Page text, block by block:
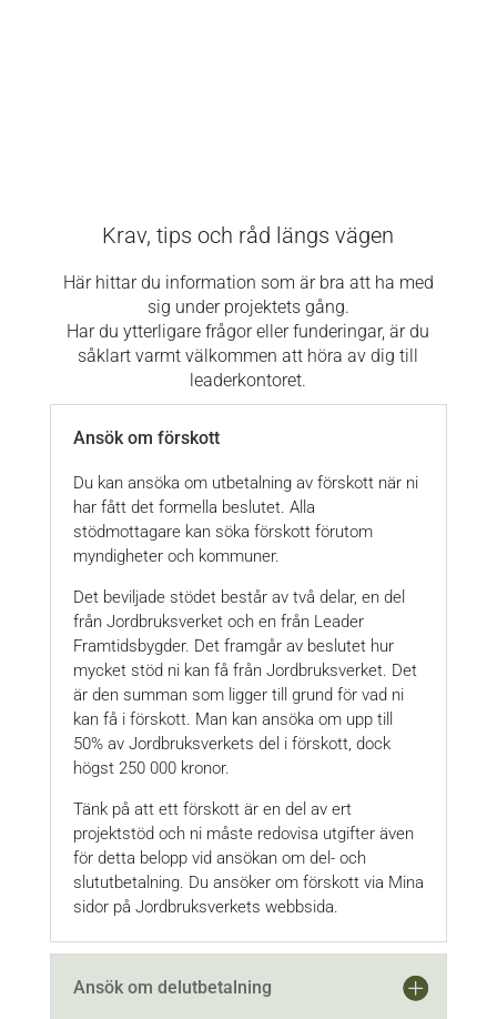
Krav, tips och råd längs vägen
Här hittar du information som är bra att ha med
sig under projektets gång.
Har du ytterligare frågor eller funderingar, är du
såklart varmt välkommen att höra av dig till
leaderkontoret.
Ansök om förskott
Du kan ansöka om utbetalning av förskott när ni
har fått det formella beslutet. Alla
stödmottagare kan söka förskott förutom
myndigheter och kommuner.
Det beviljade stödet består av två delar, en del
från Jordbruksverket och en från Leader
Framtidsbygder. Det framgår av beslutet hur
mycket stöd ni kan få från Jordbruksverket. Det
är den summan som ligger till grund för vad ni
kan få i förskott. Man kan ansöka om upp till
50% av Jordbruksverkets del i förskott, dock
högst 250 000 kronor.
Tänk på att ett förskott är en del av ert
projektstöd och ni måste redovisa utgifter även
för detta belopp vid ansökan om del- och
slututbetalning. Du ansöker om förskott via Mina
sidor på Jordbruksverkets webbsida.
Ansök om delutbetalning